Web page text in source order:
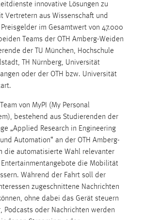
innovative Lösungen zu
Vertretern aus Wissenschaft und
im Gesamtwert von 47.000
Teams der OTH Amberg-Weiden
der TU München, Hochschule
TH Nürnberg, Universität
oder der OTH bzw. Universität
von MyPI (My Personal
bestehend aus Studierenden der
„Applied Research in Engineering
Automation“ an der OTH Amberg-
die automatisierte Wahl relevanter
Entertainmentangebote die Mobilität
Während der Fahrt soll der
zugeschnittene Nachrichten
ohne dabei das Gerät steuern
Podcasts oder Nachrichten werden
die gewählte Sprache der Website.
MIBEW_UserID, mibew_locale, mibew-
5e9dbeb1811c0446
mibew-chat-frame-style-
= Sitzungslaufzeit, mibew_locale = 3
= 1 Jahr